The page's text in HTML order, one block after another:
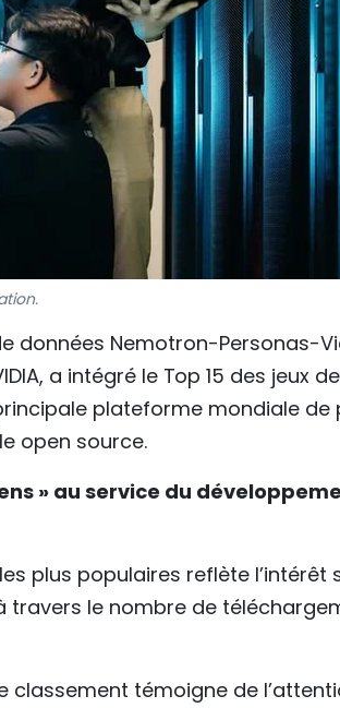
données Nemotron-Personas-
a intégré le Top 15 des jeux de
plateforme mondiale
open source.
» au service du
plus populaires reflète l’intérêt
le nombre de
classement témoigne de